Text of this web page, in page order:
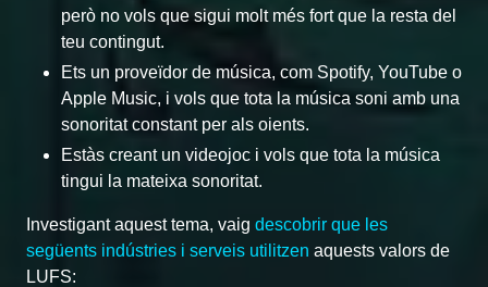
però no vols que sigui molt més fort que la resta del
teu contingut.
Ets un proveïdor de música, com Spotify, YouTube o
Apple Music, i vols que tota la música soni amb una
sonoritat constant per als oients.
Estàs creant un videojoc i vols que tota la música
tingui la mateixa sonoritat.
Investigant aquest tema, vaig descobrir que les
següents indústries i serveis utilitzen aquests valors de
LUFS: